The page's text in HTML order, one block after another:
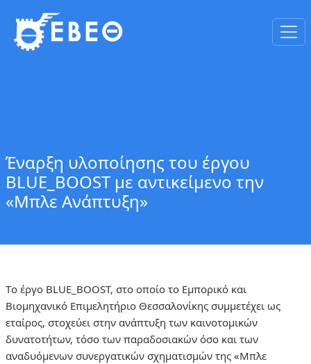
Έναρξη υλοποίησης του έργου
BLUE_BOOST με αντικείμενο την
«Μπλε Ανάπτυξη»
Tο έργο BLUE_BOOST, στο οποίο το Εμπορικό και
Βιομηχανικό Επιμελητήριο Θεσσαλονίκης συμμετέχει ως
εταίρος, στοχεύει στην ανάπτυξη των καινοτομικών
δυνατοτήτων, τόσο των παραδοσιακών όσο και των
αναδυόμενων συνεργατικών σχηματισμών της «Μπλε